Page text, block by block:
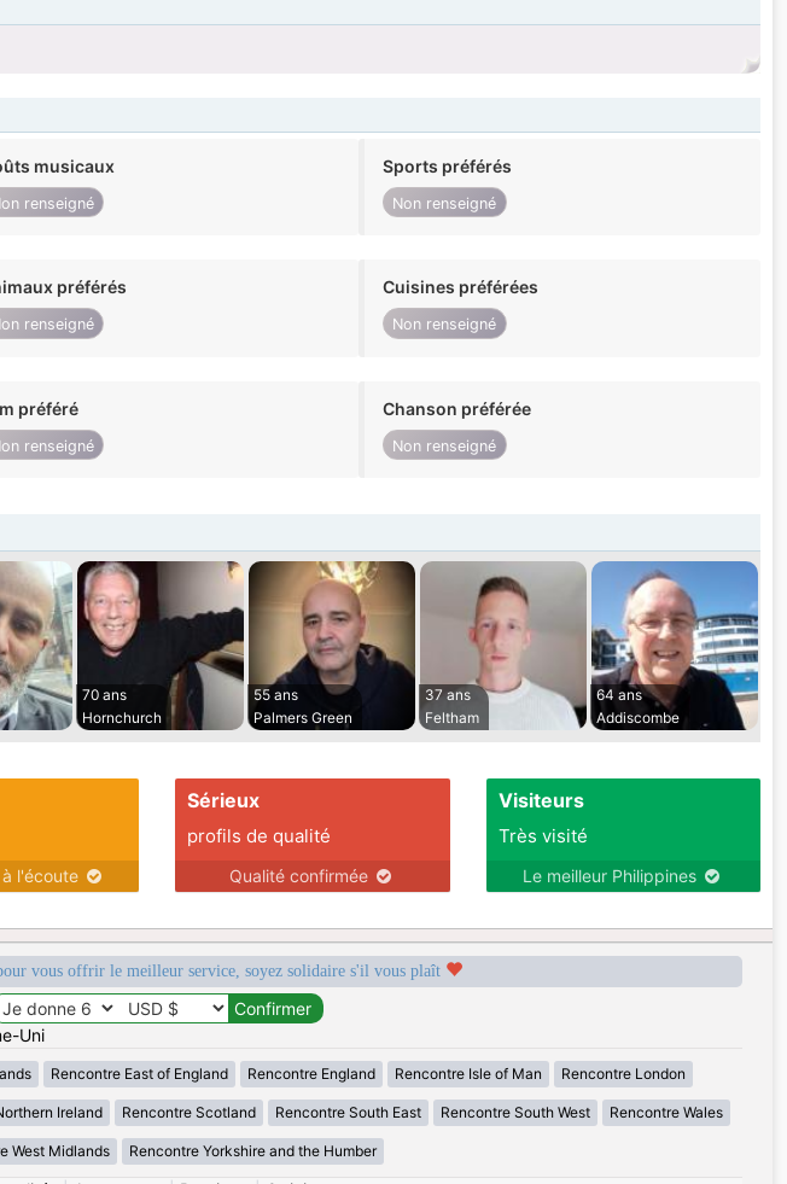
musicaux
renseigné
Sports préférés
Non renseigné
préférés
renseigné
Cuisines préférées
Non renseigné
préféré
renseigné
Chanson préférée
Non renseigné
70 ans
Hornchurch
55 ans
Palmers Green
37 ans
Feltham
64 ans
Addiscombe
l'écoute
Sérieux
profils de qualité
Qualité confirmée
Visiteurs
Très visité
Le meilleur Philippines
vous offrir le meilleur service, soyez solidaire s'il vous plaît
Uni
Rencontre East of England Rencontre England Rencontre Isle of Man Rencontre London
Ireland Rencontre Scotland Rencontre South East Rencontre South West Rencontre Wales
West Midlands Rencontre Yorkshire and the Humber